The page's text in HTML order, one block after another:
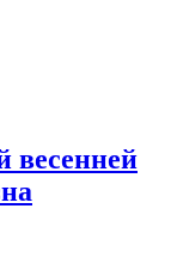
весенней